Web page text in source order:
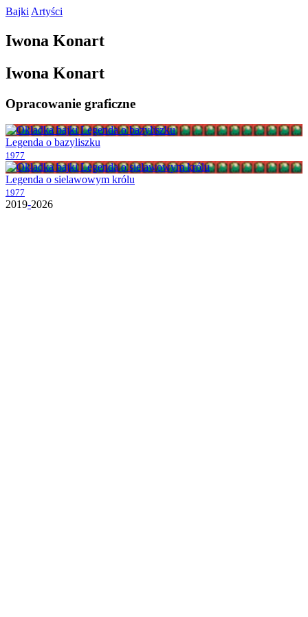
Bajki Artyści
Iwona Konart
Iwona Konart
Opracowanie graficzne
Legenda o bazyliszku
1977
Legenda o sielawowym królu
1977
2019-2026